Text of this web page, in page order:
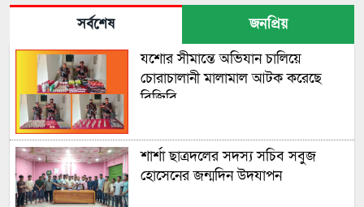
সর্বশেষ জনপ্রিয়
যশোর সীমান্তে অভিযান চালিয়ে
চোরাচালানী মালামাল আটক করেছে
বিজিবি
শার্শা ছাত্রদলের সদস্য সচিব সবুজ
হোসেনের জন্মদিন উদযাপন